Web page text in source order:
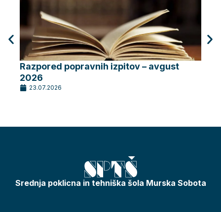
Razpored popravnih izpitov – avgust
2026
23.07.2026
Srednja poklicna in tehniška šola Murska Sobota